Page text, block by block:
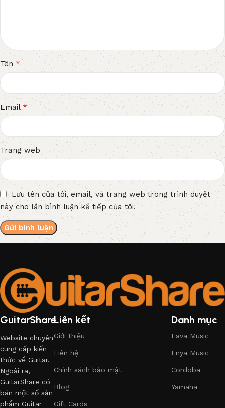
Tên *
Email *
Trang web
Lưu tên của tôi, email, và trang web trong trình duyệt
này cho lần bình luận kế tiếp của tôi.
GuitarShare
Website chuyên
cung cấp kiến
thức về Guitar.
Ngoài ra,
GuitarShare có
bán một số sản
phẩm Guitar
Liên kết
Giới thiệu
Liên hệ
Chính sách bảo mật
Blog
Gift Cards
Danh mục
Lava Music
Enya Music
Cordoba
Yamaha